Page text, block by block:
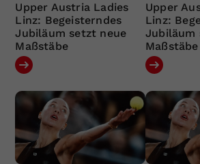
Upper Austria Ladies
Linz: Begeisterndes
Jubiläum setzt neue
Maßstäbe
Upper
Linz:
Jubiläum
Maßstäbe